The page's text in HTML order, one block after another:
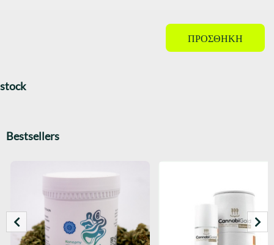
ΠΡΟΣΘΉΚΗ
stock
Bestsellers